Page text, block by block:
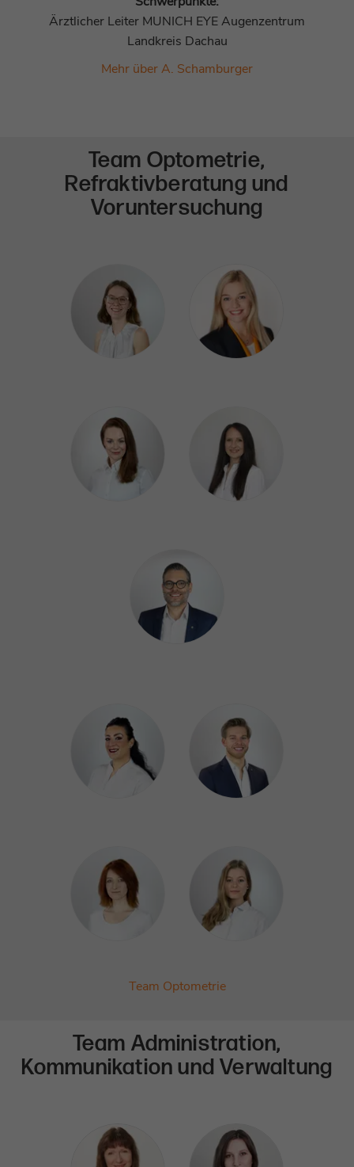
Ärztlicher Leiter MUNICH EYE Augenzentrum
Landkreis Dachau
Mehr über A. Schamburger
Team Optometrie,
Refraktivberatung und
Voruntersuchung
Team Optometrie
Team Administration,
Kommunikation und Verwaltung